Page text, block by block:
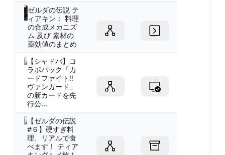
ゼルダの伝説 テ
ィアキン： 料理
の合成メカニズ
ム 及び 素材の
薬効値のまとめ
【シャドバ】コ
ラボパック「カ
ードファイト!!
ヴァンガード」
の新カードを先
行公...
【ゼルダの伝説
#６】硬すぎ料
理、リアルで食
べます！ ティア